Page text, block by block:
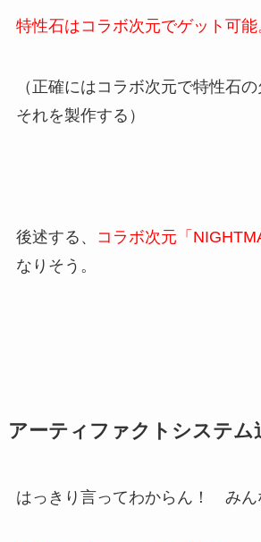
特性石はコラボ次元でゲット可能
（正確にはコラボ次元で特性石
それを製作する）
後述する、 コラボ次元「
なりそう。
アーティファクトシステム
はっきり言ってわからん！ みん